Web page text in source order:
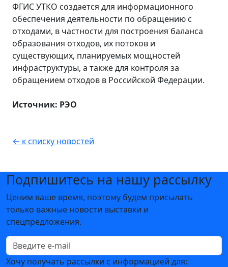
ФГИС УТКО создается для информационного
обеспечения деятельности по обращению с
отходами, в частности для построения баланса
образования отходов, их потоков и
существующих, планируемых мощностей
инфраструктуры, а также для контроля за
обращением отходов в Российской Федерации.
Источник: РЭО
← к списку новостей
Подпишитесь на нашу рассылку
Ценим ваше время, поэтому будем присылать
только важные новости выставки и
спецпредложения.
Хочу получать рассылки с информацией для: